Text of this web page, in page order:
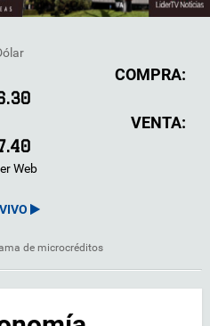
COMPRA:
VENTA:
de microcréditos